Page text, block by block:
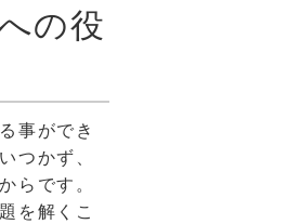
の役
事ができ
つかず、
らです。
を解くこ